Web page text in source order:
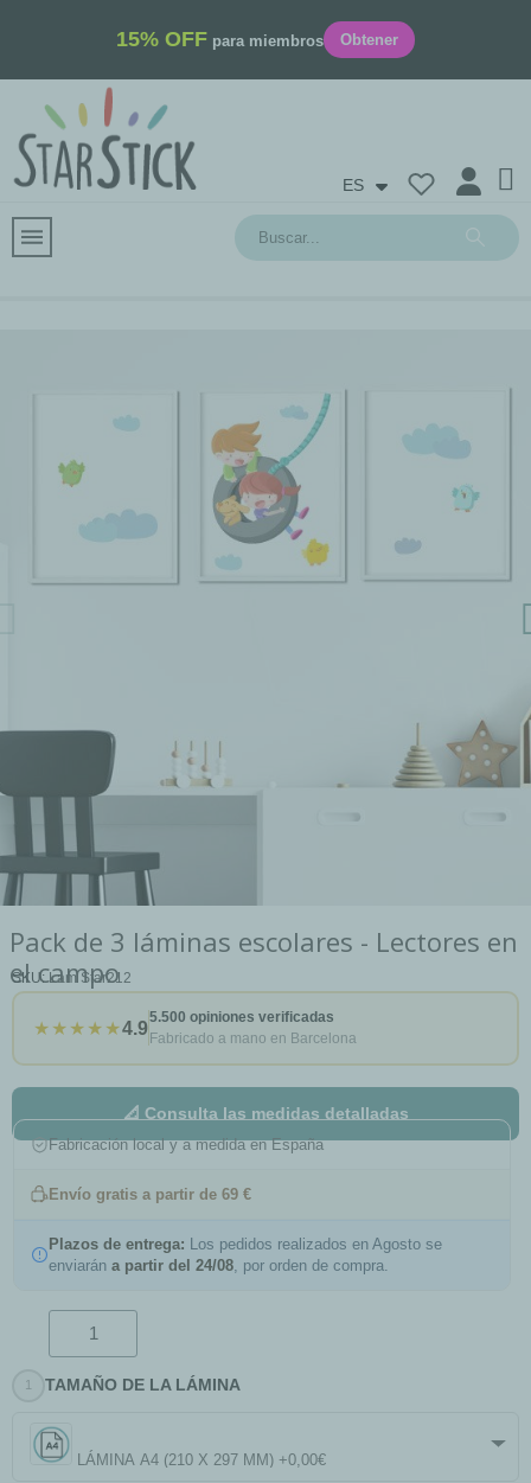
15% OFF para miembros Obtener
ES
Pack de 3 láminas escolares - Lectores en
el campo
SKU Lam Star212
★★★★★4.9
5.500 opiniones verificadas
Fabricado a mano en Barcelona
📐 Consulta las medidas detalladas
Fabricación local y a medida en España
Envío gratis a partir de 69 €
Plazos de entrega: Los pedidos realizados en Agosto se
enviarán a partir del 24/08 , por orden de compra.
TAMAÑO DE LA LÁMINA
LÁMINA A4 (210 X 297 MM) +0,00€